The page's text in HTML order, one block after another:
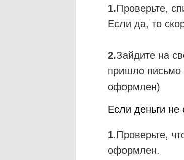
Если деньги не
1.Проверьте,
оформлен.
1.Проверьте,
Если да, то
2.Зайдите на
пришло письмо
оформлен)